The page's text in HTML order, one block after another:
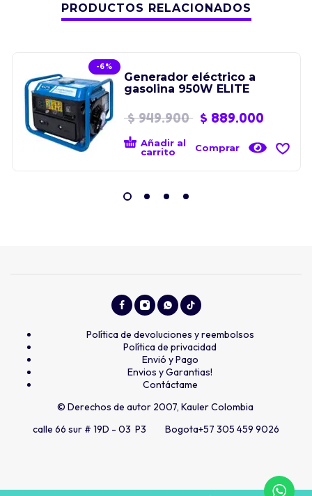
PRODUCTOS RELACIONADOS
-6%
Generador eléctrico a
gasolina 950W ELITE
$949.900 $ 889.000
Añadir al
carrito
Comprar
Política de devoluciones y reembolsos
Política de privacidad
Envió y Pago
Envios y Garantias!
Contáctame
© Derechos de autor 2007, Kauler Colombia
calle 66 sur # 19D - 03 P3 Bogota+57 305 459 9026